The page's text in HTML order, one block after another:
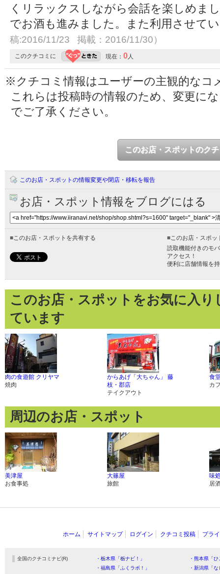
くリラックスしながら会話を楽しめま
でお酒も進みました。また利用させて
稿:2016/11/23 掲載：2016/11/30）
このクチコミに 現在： 0人
※クチコミ情報はユーザーの主観的なコ
これらは投稿時の情報のため、変更に
でご了承ください。
このお店・スポットのク
このお店・スポットの情報変更や閉店・移転を報告
お店・スポット情報をブログにはる
■このお店・スポットを共有する ■このお店・スポッ
読取機能付きのモ
アクセス！
便利に店舗情報を
このお店・スポットをお気に入
ています
肉の食遊館 クリヤマ
焼肉
からあげ「大ちゃん」 藤
枝・郡店
テイクアウト
食
カ
周辺のお店・スポット
美津屋
お食事処
大篠屋
旅館
味
居
ホーム サイトマップ ログイン クチコミ投稿 プラ
全国のクチコミナビ(R) ・栃木県「栃ナビ！」
・熊本県「
・福島県「ふくラボ！」
・新潟県「